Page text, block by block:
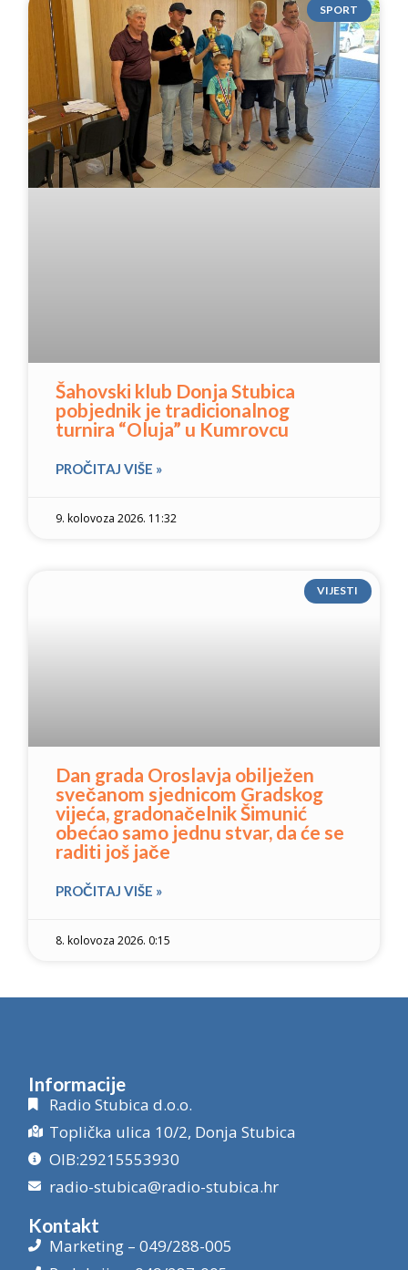
SPORT
Šahovski klub Donja Stubica
pobjednik je tradicionalnog
turnira “Oluja” u Kumrovcu
PROČITAJ VIŠE »
9. kolovoza 2026. 11:32
VIJESTI
Dan grada Oroslavja obilježen
svečanom sjednicom Gradskog
vijeća, gradonačelnik Šimunić
obećao samo jednu stvar, da će se
raditi još jače
PROČITAJ VIŠE »
8. kolovoza 2026. 0:15
Informacije
Radio Stubica d.o.o.
Toplička ulica 10/2, Donja Stubica
OIB:29215553930
radio-stubica@radio-stubica.hr
Kontakt
Marketing – 049/288-005